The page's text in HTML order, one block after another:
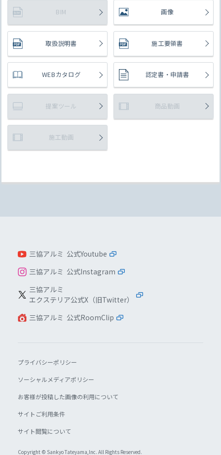
BIM 画像
取扱説明書 施工要領書
WEBカタログ 認定書・申請書
提案ツール 商品動画
施工動画
三協アルミ 公式Youtube
三協アルミ 公式Instagram
三協アルミ
エクステリア公式X（旧Twitter）
三協アルミ 公式RoomClip
プライバシーポリシー
ソーシャルメディアポリシー
お客様が投稿した画像の利用について
サイトご利用条件
サイト閲覧について
Copyright © Sankyo Tateyama,lnc. All Rights Reserved.